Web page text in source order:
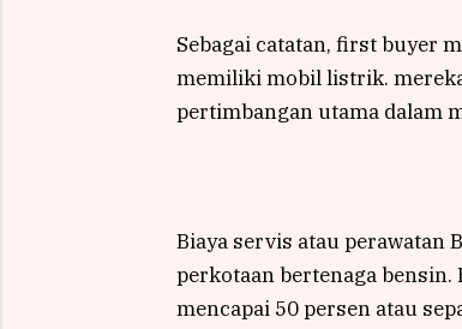
Sebagai catatan, first buyer
memiliki mobil listrik.
pertimbangan utama dalam
Biaya servis atau perawatan
perkotaan bertenaga
mencapai 50 persen atau